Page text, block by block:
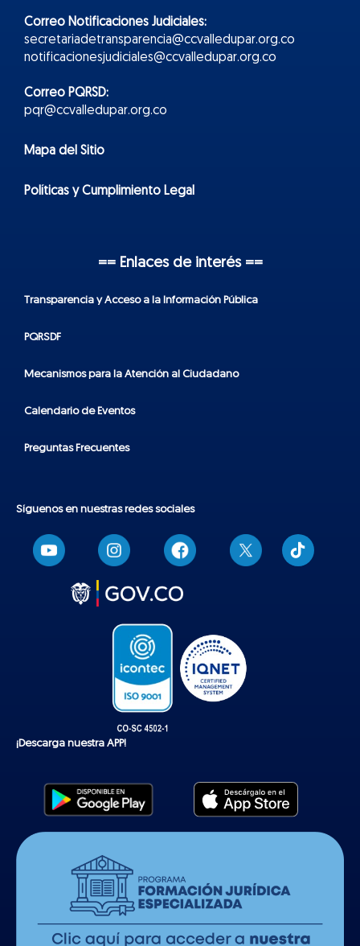
Correo Notificaciones Judiciales:
secretariadetransparencia@ccvalledupar.org.co
notificacionesjudiciales@ccvalledupar.org.co
Correo PQRSD:
pqr@ccvalledupar.org.co
Mapa del Sitio
Políticas y Cumplimiento Legal
== Enlaces de interés ==
Transparencia y Acceso a la Información Pública
PQRSDF
Mecanismos para la Atención al Ciudadano
Calendario de Eventos
Preguntas Frecuentes
Síguenos en nuestras redes sociales
T
i
k
¡Descarga nuestra APP!